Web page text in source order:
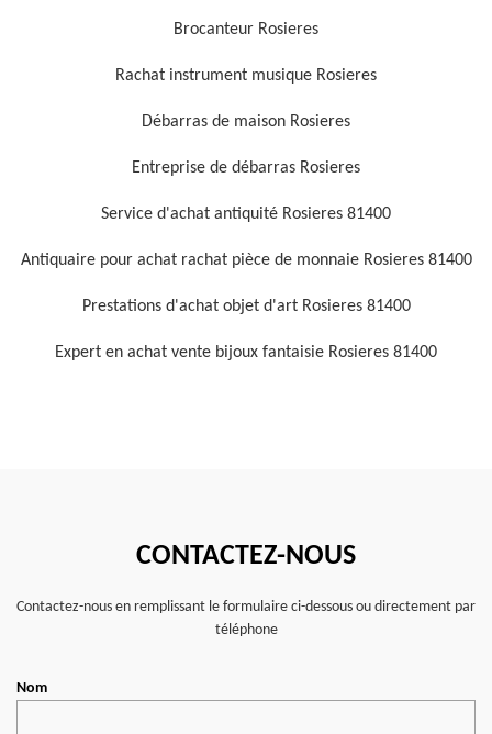
Brocanteur Rosieres
Rachat instrument musique Rosieres
Débarras de maison Rosieres
Entreprise de débarras Rosieres
Service d'achat antiquité Rosieres 81400
Antiquaire pour achat rachat pièce de monnaie Rosieres 81400
Prestations d'achat objet d'art Rosieres 81400
Expert en achat vente bijoux fantaisie Rosieres 81400
CONTACTEZ-NOUS
Contactez-nous en remplissant le formulaire ci-dessous ou directement par
téléphone
Nom